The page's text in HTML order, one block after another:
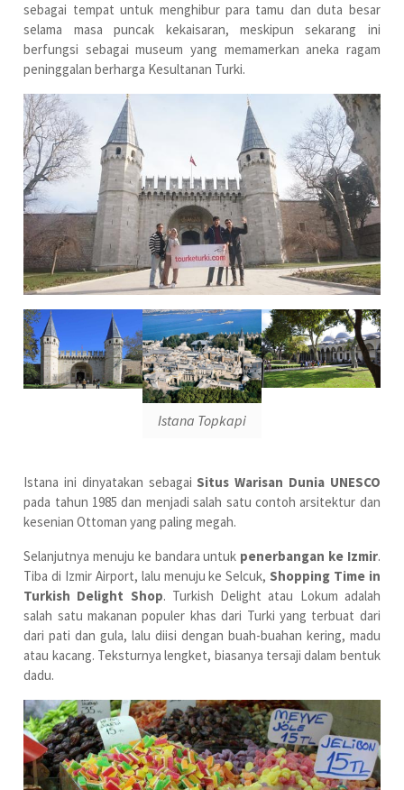
sebagai tempat untuk menghibur para tamu dan duta besar
selama masa puncak kekaisaran, meskipun sekarang ini
berfungsi sebagai museum yang memamerkan aneka ragam
peninggalan berharga Kesultanan Turki.
Istana Topkapi
Istana ini dinyatakan sebagai Situs Warisan Dunia UNESCO
pada tahun 1985 dan menjadi salah satu contoh arsitektur dan
kesenian Ottoman yang paling megah.
Selanjutnya menuju ke bandara untuk penerbangan ke Izmir.
Tiba di Izmir Airport, lalu menuju ke Selcuk, Shopping Time in
Turkish Delight Shop. Turkish Delight atau Lokum adalah
salah satu makanan populer khas dari Turki yang terbuat dari
dari pati dan gula, lalu diisi dengan buah-buahan kering, madu
atau kacang. Teksturnya lengket, biasanya tersaji dalam bentuk
dadu.